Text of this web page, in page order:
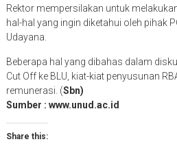
Rektor mempersilakan untuk
hal-hal yang ingin diketahui oleh pihak
Udayana.
Beberapa hal yang dibahas dalam
Cut Off ke BLU, kiat-kiat penyusunan
remunerasi. (Sbn)
Sumber : www.unud.ac.id
Share this: